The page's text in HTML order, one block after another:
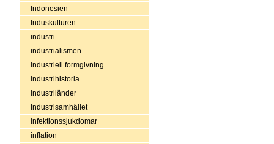
Indonesien
Induskulturen
industri
industrialismen
industriell formgivning
industrihistoria
industriländer
Industrisamhället
infektionssjukdomar
inflation